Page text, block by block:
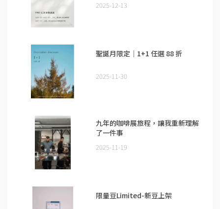
2025-12-13
聖誕月限定｜1+1 任選 88 折
2025-11-30
九年的咖啡展旅程，讓我重新理解
了一件事
2025-11-19
限量豆Limited-新豆上架